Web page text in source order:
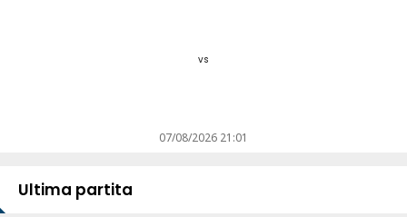
vs
07/08/2026 21:01
Ultima partita